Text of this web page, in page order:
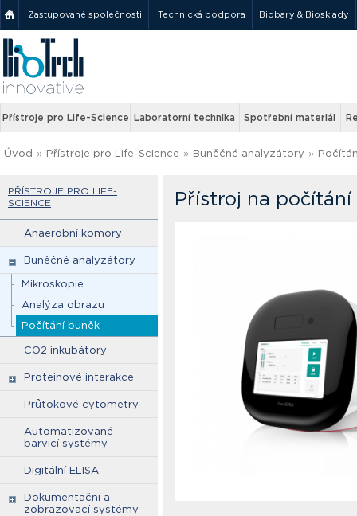
Zastupované společnosti Technická podpora Biobary & Biosklady
Přístroje pro Life-Science Laboratorní technika Spotřební materiál
Úvod » Přístroje pro Life-Science » Buněčné analyzátory »
PŘÍSTROJE PRO LIFE-
SCIENCE
Anaerobní komory
Buněčné analyzátory
Mikroskopie
Analýza obrazu
Počítání buněk
CO2 inkubátory
Proteinové interakce
Průtokové cytometry
Automatizované
barvicí systémy
Digitální ELISA
Dokumentační a
zobrazovací systémy
Přístroj na počítání